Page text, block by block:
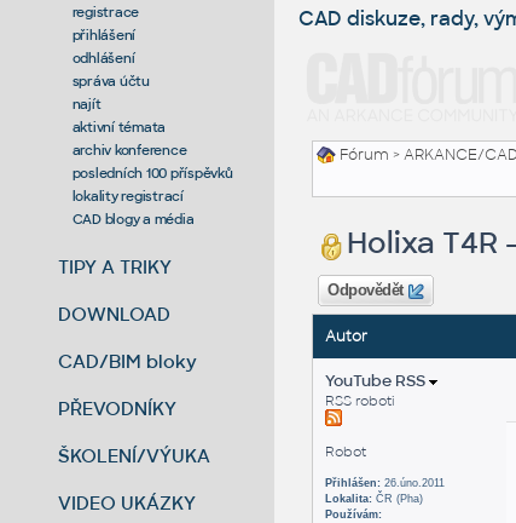
registrace
přihlášení
odhlášení
správa účtu
najít
aktivní témata
archiv konference
posledních 100 příspěvků
lokality registrací
CAD blogy a média
TIPY A TRIKY
DOWNLOAD
CAD/BIM bloky
PŘEVODNÍKY
ŠKOLENÍ/VÝUKA
VIDEO UKÁZKY
CAD diskuze, rady,
Fórum >ARKANCE/
Holixa T4R
Odpovědět
Autor
YouTube RSS
RSS roboti
Robot
Přihlášen:26.úno.2011
Lokalita:ČR (Pha)
Používám: